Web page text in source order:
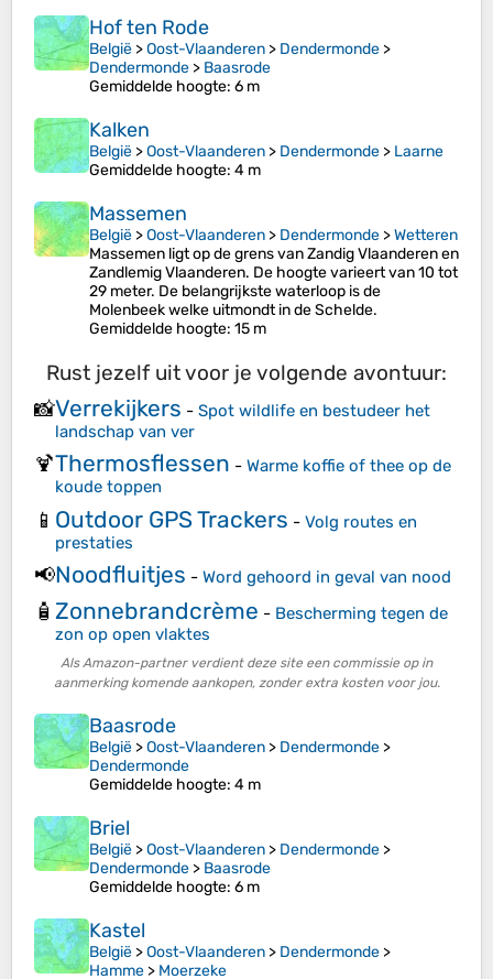
Hof ten Rode
België >Oost-Vlaanderen > Dendermonde >
Dendermonde > Baasrode
Gemiddelde hoogte: 6 m
Kalken
België >Oost-Vlaanderen > Dendermonde > Laarne
Gemiddelde hoogte: 4 m
Massemen
België >Oost-Vlaanderen > Dendermonde >Wetteren
Massemen ligt op de grens van Zandig Vlaanderen en
Zandlemig Vlaanderen. De hoogte varieert van 10 tot
29 meter. De belangrijkste waterloop is de
Molenbeek welke uitmondt in de Schelde.
Gemiddelde hoogte: 15 m
Rust jezelf uit voor je volgende avontuur:
📸Verrekijkers - Spot wildlife en bestudeer het
landschap van ver
🍹Thermosflessen - Warme koffie of thee op de
koude toppen
📱 Outdoor GPS Trackers - Volg routes en
prestaties
📢Noodfluitjes - Word gehoord in geval van nood
🧴 Zonnebrandcrème - Bescherming tegen de
zon op open vlaktes
Als Amazon-partner verdient deze site een commissie op in
aanmerking komende aankopen, zonder extra kosten voor jou.
Baasrode
België >Oost-Vlaanderen > Dendermonde >
Dendermonde
Gemiddelde hoogte: 4 m
Briel
België >Oost-Vlaanderen > Dendermonde >
Dendermonde > Baasrode
Gemiddelde hoogte: 6 m
Kastel
België >Oost-Vlaanderen > Dendermonde >
Hamme > Moerzeke